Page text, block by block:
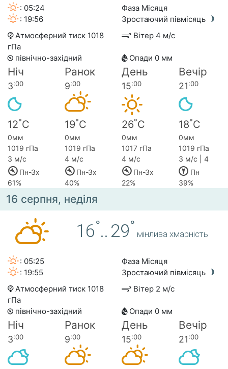
: 05:24
: 19:56
Фаза Місяця
Зростаючий півмісяць
Атмосферний тиск 1018
гПа
Вітер 4 м/с
північно-західний Опади 0 мм
Ніч Ранок День Вечір
3:00 9:00 15:00 21:00
12°C 19°C 26°C 18°C
0мм 0мм 0мм
0мм
1019 гПа
1019 гПа 1017 гПа
1019 гПа
3 м/с
4 м/с 4 м/с
3 м/с | 4
Пн-Зх
Пн-Зх Пн-Зх
Пн
61%
40% 22% 39%
16 серпня, неділя
16°.. 29°
мінлива хмарність
: 05:25
: 19:55
Фаза Місяця
Зростаючий півмісяць
Атмосферний тиск 1018
гПа
Вітер 2 м/с
північно-західний Опади 0 мм
Ніч Ранок День Вечір
3:00 9:00 15:00 21:00